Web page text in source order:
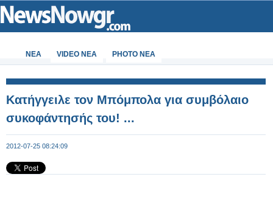
ΝΕΑ VIDEO NEA PHOTO NEA
Κατήγγειλε τον Μπόμπολα για συμβόλαιο
συκοφάντησής του! ...
2012-07-25 08:24:09